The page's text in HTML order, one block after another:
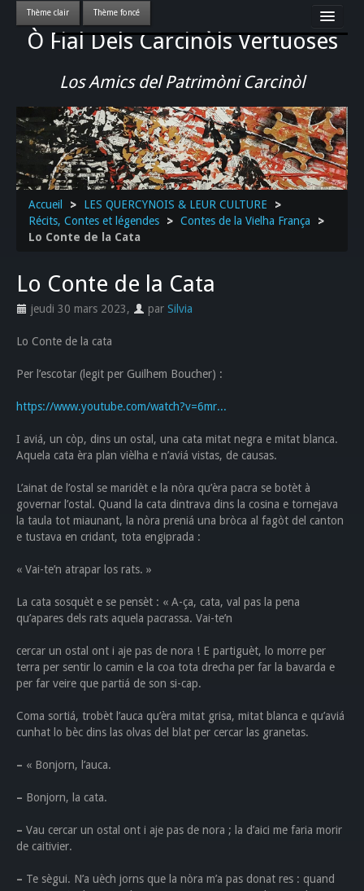
Ò Fial Dels Carcinòls Vertuoses
Los Amics del Patrimòni Carcinòl
Accueil
LES QUERCYNOIS & LEUR CULTURE
PATRIMOINE
GASTRONOMIE
ACTUALITE-CULTURE-EVENEMENTS LOCAUX
>>
Accueil > LES QUERCYNOIS & LEUR CULTURE
>
Récits, Contes et légendes
> Contes de la Vielha França
>
Lo Conte de la Cata
Lo Conte de la Cata
jeudi 30 mars 2023, par Silvia
Lo Conte de la cata
Per l’escotar (legit per Guilhem Boucher) :
https://www.youtube.com/watch?v=6mr...
I aviá, un còp, dins un ostal, una cata mitat negra e mitat blanca.
Aquela cata èra plan vièlha e n’aviá vistas, de causas.
L’ainat de l’ostal se maridèt e la nòra qu’èra pacra se botèt à
governar l’ostal. Quand la cata dintrava dins la cosina e tornejava
la taula tot miaunant, la nòra preniá una bròca al fagòt del canton
e tustava en cridant, tota engiprada :
« Vai-te’n atrapar los rats. »
La cata sosquèt e se pensèt : « A-ça, cata, val pas la pena
qu’apares dels rats aquela pacrassa. Vai-te’n
cercar un ostal ont i aje pas de nora ! E partiguèt, lo morre per
terra per sentir lo camin e la coa tota drecha per far la bavarda e
per far veire que partiá de son si-cap.
Coma sortiá, trobèt l’auca qu’èra mitat grisa, mitat blanca e qu’aviá
cunhat lo bèc dins las olvas del blat per cercar las granetas.
– « Bonjorn, l’auca.
– Bonjorn, la cata.
– Vau cercar un ostal ont i aje pas de nora ; la d’aici me faria morir
de caitivier.
– Te sègui. N’a uèch jorns que la nòra m’a pas donat res : quand